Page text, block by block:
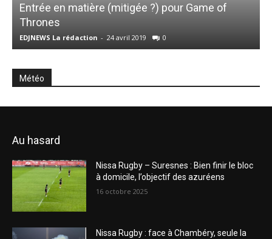
Entrée en matière (mitigée ?) pour Game of
Thrones
EDJNEWS La rédaction - 24 avril 2019 0
Météo
Au hasard
Nissa Rugby – Suresnes : Bien finir le bloc
à domicile, l’objectif des azuréens
16 octobre 2025
Nissa Rugby : face à Chambéry, seule la